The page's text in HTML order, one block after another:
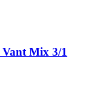
Vant Mix 3/1